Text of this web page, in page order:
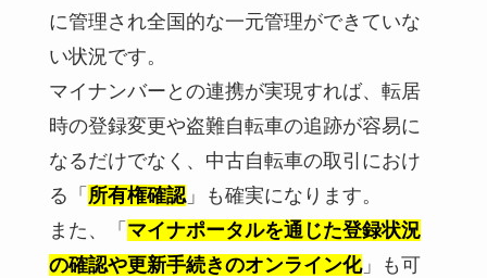
に管理され全国的な一元管理ができていな
い状況です。
マイナンバーとの連携が実現すれば、転居
時の登録変更や盗難自転車の追跡が容易に
なるだけでなく、中古自転車の取引におけ
る「 所有権確認」も確実になります。
また、「 マイナポータルを通じた登録状況
の確認や更新手続きのオンライン化」も可